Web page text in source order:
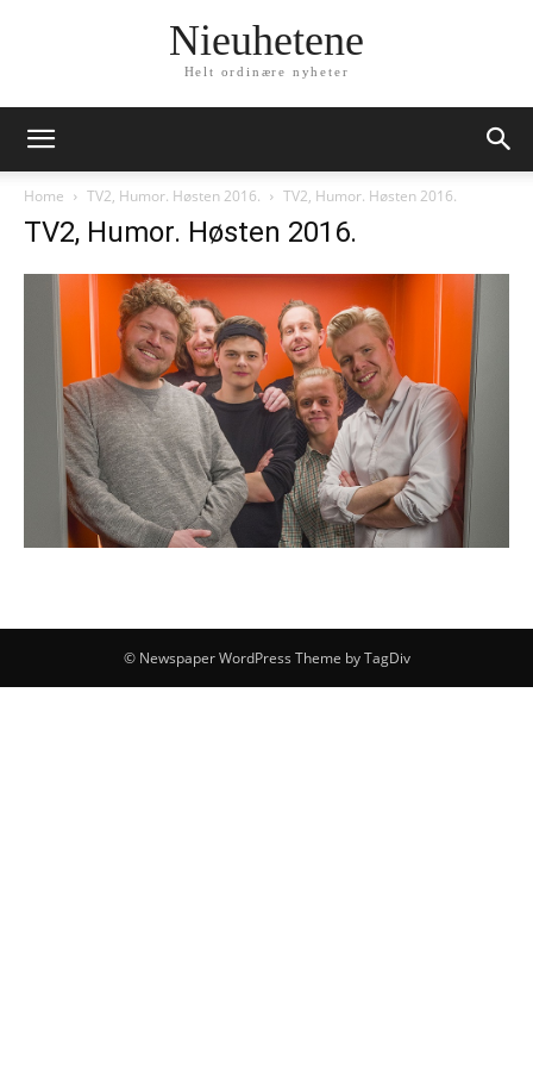
Nieuhetene
Helt ordinære nyheter
Home TV2, Humor. Høsten 2016. TV2, Humor. Høsten 2016.
TV2, Humor. Høsten 2016.
© Newspaper WordPress Theme by TagDiv